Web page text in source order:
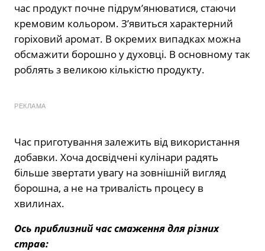
час продукт почне підрум’янюватися, стаючи
кремовим кольором. З’явиться характерний
горіховий аромат. В окремих випадках можна
обсмажити борошно у духовці. В основному так
роблять з великою кількістю продукту.
РЕКЛАМА
Час приготування залежить від використання
добавки. Хоча досвідчені кулінари радять
більше звертати увагу на зовнішній вигляд
борошна, а не на тривалість процесу в
хвилинах.
Ось приблизний час смаження для різних
страв: